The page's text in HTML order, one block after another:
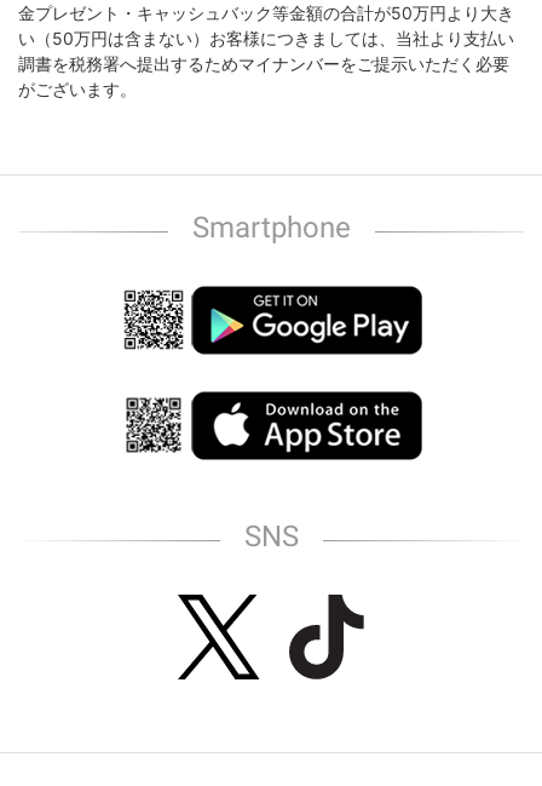
金プレゼント・キャッシュバック等金額の合計が50万円より大き
い（50万円は含まない）お客様につきましては、当社より支払い
調書を税務署へ提出するためマイナンバーをご提示いただく必要
がございます。
Smartphone
SNS